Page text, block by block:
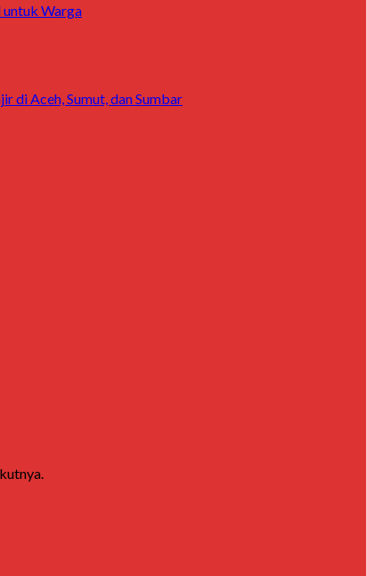
untuk Warga
di Aceh, Sumut, dan Sumbar